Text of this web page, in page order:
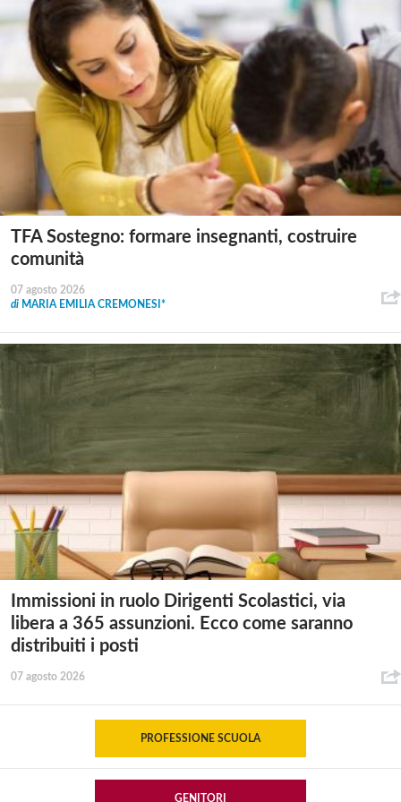
TFA Sostegno: formare insegnanti, costruire
comunità
07 agosto 2026
di MARIA EMILIA CREMONESI*
Immissioni in ruolo Dirigenti Scolastici, via
libera a 365 assunzioni. Ecco come saranno
distribuiti i posti
07 agosto 2026
PROFESSIONE SCUOLA
GENITORI